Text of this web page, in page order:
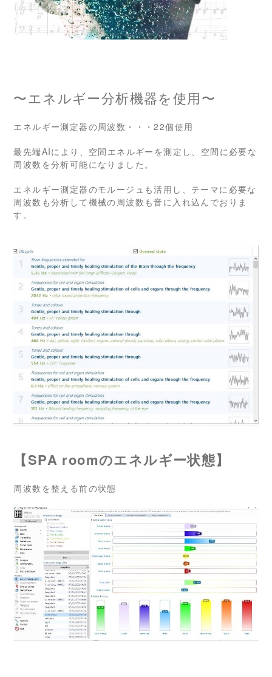
〜エネルギー分析機器を使用〜
エネルギー測定器の周波数・・・22個使用
最先端AIにより、空間エネルギーを測定し、空間に必要な
周波数を分析可能になりました。
エネルギー測定器のモルージュも活用し、テーマに必要な
周波数も分析して機械の周波数も音に入れ込んでおりま
す。
【SPA roomのエネルギー状態】
周波数を整える前の状態